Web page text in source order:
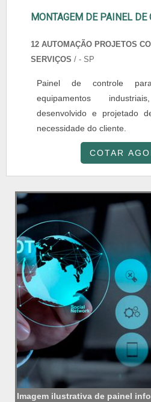
MONTAGEM DE PAINEL DE
12 AUTOMAÇÃO PROJETOS
SERVIÇOS / - SP
Painel de controle
equipamentos
desenvolvido e projetado
necessidade do cliente.
COTAR
Imagem ilustrativa de painel